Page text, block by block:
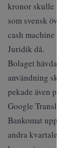
kronor skulle
som svensk
cash machine i
Juridik då.
Bolaget
användning
pekade även på
Google
Bankomat
andra kvartalet